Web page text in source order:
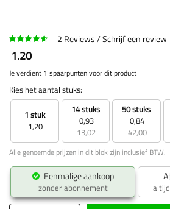
2 Reviews Schrijf een review
1.20
Je verdient 1 spaarpunten voor dit product
Kies het aantal stuks:
1 stuk
1,20
14 stuks
0,93
13,02
50 stuks
0,84
42,00
Alle genoemde prijzen in dit blok zijn inclusief BTW.
Eenmalige aankoop
zonder abonnement